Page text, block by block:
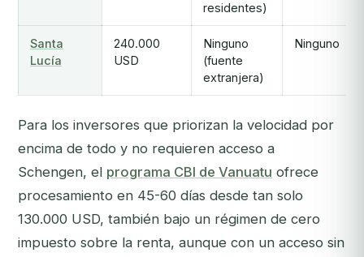
residentes)
Santa
Lucía
240.000
USD
Ninguno
(fuente
extranjera)
Ninguno
Para los inversores que priorizan la velocidad por
encima de todo y no requieren acceso a
Schengen, el programa CBI de Vanuatu ofrece
procesamiento en 45-60 días desde tan solo
130.000 USD, también bajo un régimen de cero
impuesto sobre la renta, aunque con un acceso sin